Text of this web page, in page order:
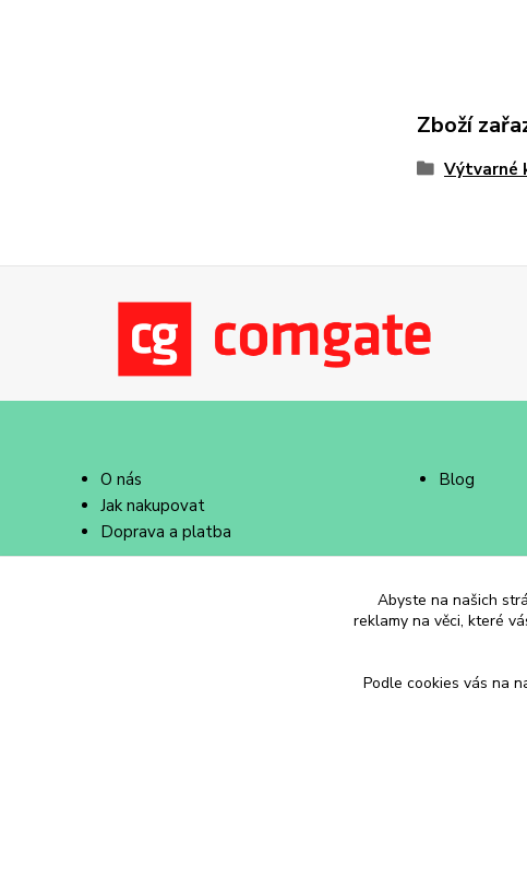
Zboží
Výtvarné
O nás
Jak nakupovat
Doprava a platba
Blog
Abyste na našich
reklamy na věci, které
Podle cookies vás na